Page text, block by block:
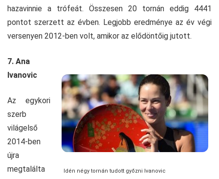
hazavinnie a trófeát. Összesen 20 tornán eddig 4441
pontot szerzett az évben. Legjobb eredménye az év végi
versenyen 2012-ben volt, amikor az elődöntőig jutott.
Idén négy tornán tudott győzni Ivanovic
7. Ana
Ivanovic
Az egykori
szerb
világelső
2014-ben
újra
megtalálta